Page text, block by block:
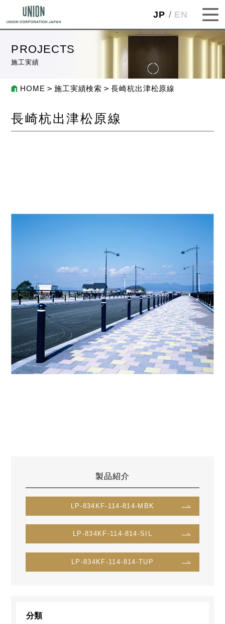
JP EN
PROJECTS
施工実績
HOME 施工実績検索 長崎杭出津松原線
長崎杭出津松原線
製品紹介
LP-834KF-114-814-MBK
LP-834KF-114-814-SIL
LP-834KF-114-814-TUP
分類